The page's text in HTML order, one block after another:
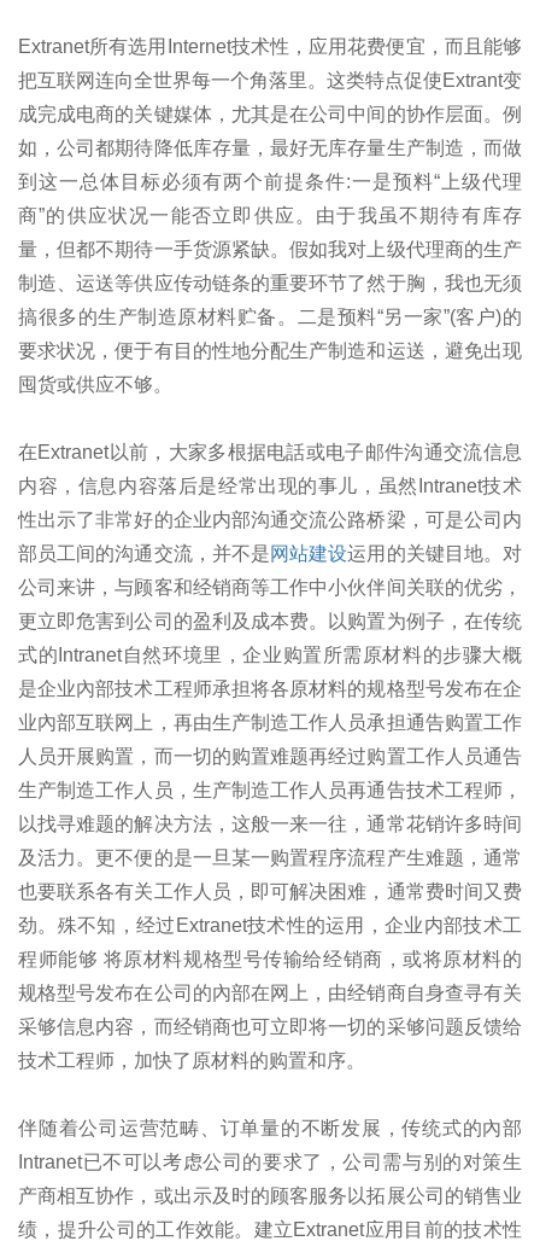
Extranet所有选用Internet技术性，应用花费便宜，而且能够
把互联网连向全世界每一个角落里。这类特点促使Extrant变
成完成电商的关键媒体，尤其是在公司中间的协作层面。例
如，公司都期待降低库存量，最好无库存量生产制造，而做
到这一总体目标必须有两个前提条件:一是预料“上级代理
商”的供应状况一能否立即供应。由于我虽不期待有库存
量，但都不期待一手货源紧缺。假如我对上级代理商的生产
制造、运送等供应传动链条的重要环节了然于胸，我也无须
搞很多的生产制造原材料贮备。二是预料“另一家”(客户)的
要求状况，便于有目的性地分配生产制造和运送，避免出现
囤货或供应不够。
在Extranet以前，大家多根据电話或电子邮件沟通交流信息
内容，信息内容落后是经常出现的事儿，虽然Intranet技术
性出示了非常好的企业内部沟通交流公路桥梁，可是公司内
部员工间的沟通交流，并不是网站建设运用的关键目地。对
公司来讲，与顾客和经销商等工作中小伙伴间关联的优劣，
更立即危害到公司的盈利及成本费。以购置为例子，在传统
式的Intranet自然环境里，企业购置所需原材料的步骤大概
是企业內部技术工程师承担将各原材料的规格型号发布在企
业內部互联网上，再由生产制造工作人员承担通告购置工作
人员开展购置，而一切的购置难题再经过购置工作人员通告
生产制造工作人员，生产制造工作人员再通告技术工程师，
以找寻难题的解决方法，这般一来一往，通常花销许多時间
及活力。更不便的是一旦某一购置程序流程产生难题，通常
也要联系各有关工作人员，即可解决困难，通常费时间又费
劲。殊不知，经过Extranet技术性的运用，企业内部技术工
程师能够 将原材料规格型号传输给经销商，或将原材料的
规格型号发布在公司的內部在网上，由经销商自身查寻有关
采够信息内容，而经销商也可立即将一切的采够问题反馈给
技术工程师，加快了原材料的购置和序。
伴随着公司运营范畴、订单量的不断发展，传统式的內部
Intranet已不可以考虑公司的要求了，公司需与别的对策生
产商相互协作，或出示及时的顾客服务以拓展公司的销售业
绩，提升公司的工作效能。建立Extranet应用目前的技术性